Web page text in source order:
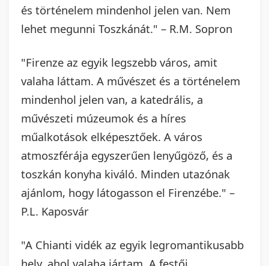
és történelem mindenhol jelen van. Nem
lehet megunni Toszkánát." – R.M. Sopron
"Firenze az egyik legszebb város, amit
valaha láttam. A művészet és a történelem
mindenhol jelen van, a katedrális, a
művészeti múzeumok és a híres
műalkotások elképesztőek. A város
atmoszférája egyszerűen lenyűgöző, és a
toszkán konyha kiváló. Minden utazónak
ajánlom, hogy látogasson el Firenzébe." –
P.L. Kaposvár
"A Chianti vidék az egyik legromantikusabb